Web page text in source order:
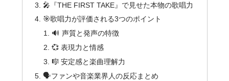
🎤『THE FIRST TAKE』で見せた本物の歌唱力
🎯歌唱力が評価される3つのポイント
🔊 声質と発声の特徴
💞 表現力と情感
🎼 安定感と楽曲理解力
🗣️ファンや音楽業界人の反応まとめ